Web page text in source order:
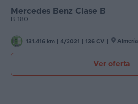
Mercedes Benz Clase B
B 180
131.416 km 4/2021 136 CV Almería
Ver oferta